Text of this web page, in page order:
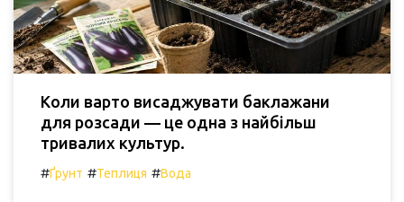
Коли варто висаджувати баклажани
для розсади — це одна з найбільш
тривалих культур.
#Ґрунт #Теплиця #Вода